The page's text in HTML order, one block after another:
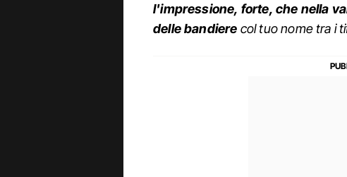
l'impressione, forte, che nella
delle bandiere col tuo nome tra i